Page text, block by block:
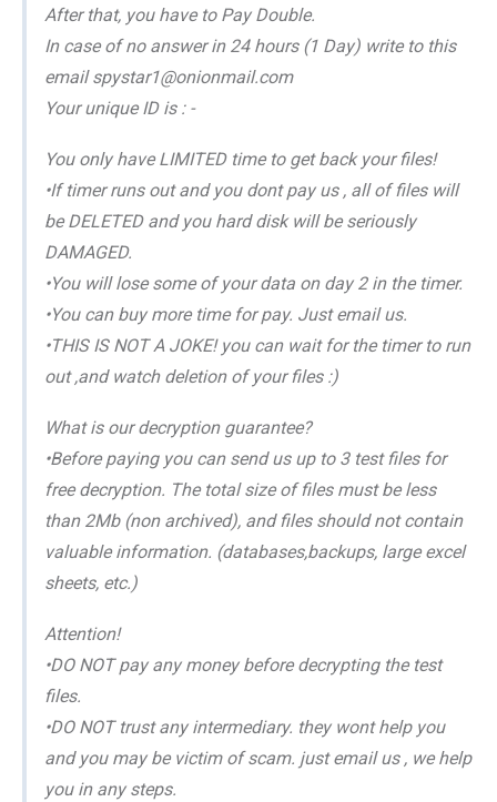
After that, you have to Pay Double.
In case of no answer in 24 hours (1 Day) write to this
email spystar1@onionmail.com
Your unique ID is : -
You only have LIMITED time to get back your files!
•If timer runs out and you dont pay us , all of files will
be DELETED and you hard disk will be seriously
DAMAGED.
•You will lose some of your data on day 2 in the timer.
•You can buy more time for pay. Just email us.
•THIS IS NOT A JOKE! you can wait for the timer to run
out ,and watch deletion of your files :)
What is our decryption guarantee?
•Before paying you can send us up to 3 test files for
free decryption. The total size of files must be less
than 2Mb (non archived), and files should not contain
valuable information. (databases,backups, large excel
sheets, etc.)
Attention!
•DO NOT pay any money before decrypting the test
files.
•DO NOT trust any intermediary. they wont help you
and you may be victim of scam. just email us , we help
you in any steps.